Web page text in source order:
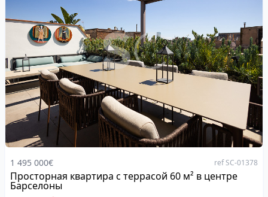
1 495 000€ ref SC-01378
Address
Просторная квартира с террасой 60 м² в центре
Барселоны